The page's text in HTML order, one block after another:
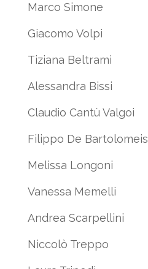
Marco Simone
Giacomo Volpi
Tiziana Beltrami
Alessandra Bissi
Claudio Cantù Valgoi
Filippo De Bartolomeis
Melissa Longoni
Vanessa Memelli
Andrea Scarpellini
Niccolò Treppo